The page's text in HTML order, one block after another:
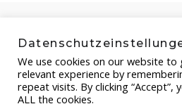
We use cookies on our website to
relevant experience by
repeat visits. By clicking
ALL the cookies.